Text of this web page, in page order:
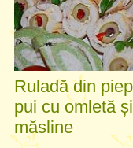
Ruladă din
pui cu omletă și
măsline